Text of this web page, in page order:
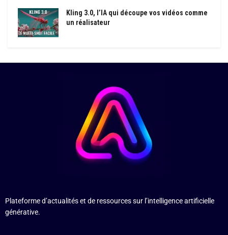
Kling 3.0, l’IA qui découpe vos vidéos comme
un réalisateur
Plateforme d’actualités et de ressources sur l’intelligence artificielle
générative.